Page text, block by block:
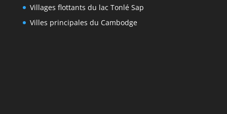
Villages flottants du lac Tonlé Sap
Villes principales du Cambodge